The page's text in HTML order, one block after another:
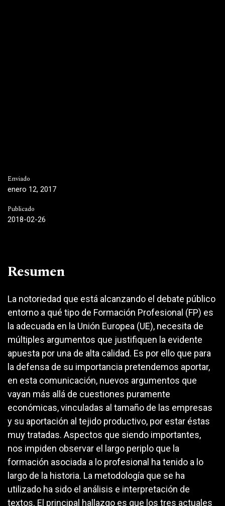
Enviado
enero 12, 2017
Publicado
2018-02-26
Resumen
La notoriedad que está alcanzando el debate público
entorno a qué tipo de Formación Profesional (FP) es
la adecuada en la Unión Europea (UE), necesita de
múltiples argumentos que justifiquen la evidente
apuesta por una de alta calidad. Es por ello que para
la defensa de su importancia pretendemos aportar,
en esta comunicación, nuevos argumentos que
vayan más allá de cuestiones puramente
económicas, vinculadas al tamaño de las empresas
y su aportación al tejido productivo, por estar éstas
muy tratadas. Aspectos que siendo importantes,
nos impiden observar el largo periplo que la
formación asociada a lo profesional ha tenido a lo
largo de la historia. La metodología que se ha
utilizado ha sido el análisis e interpretación de
textos. El principal hallazgo es que los tres actuales